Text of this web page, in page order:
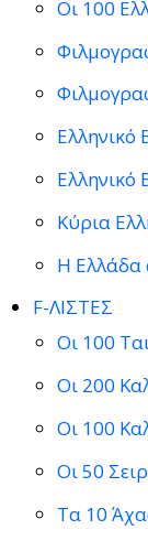
Οι 100
Ελληνικό
Κύρια
Η Ελλάδα
F-ΛΙΣΤΕΣ
Οι 100
Οι 200
Οι 100
Οι 50
Τα 10